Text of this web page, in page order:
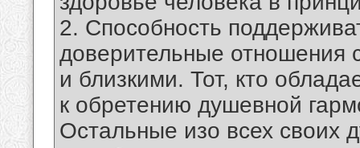
2. Способность
доверительные отношения
и близкими. Тот, кто
к обретению душевной
Остальные изо всех своих